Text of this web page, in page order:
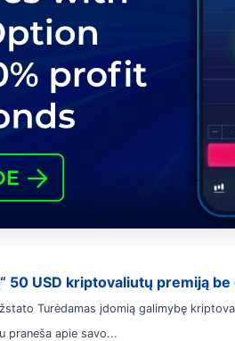
50 USD kriptovaliutų premiją
Turėdamas įdomią galimybę
praneša apie savo...